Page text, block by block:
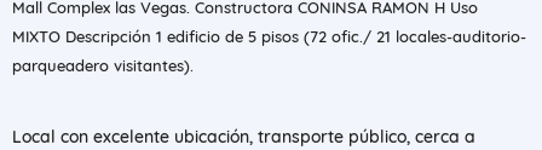
Mall Complex las Vegas. Constructora CONINSA RAMON H Uso
MIXTO Descripción 1 edificio de 5 pisos (72 ofic./ 21 locales-auditorio-
parqueadero visitantes).
Local con excelente ubicación, transporte público, cerca a